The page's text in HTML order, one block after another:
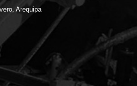
Arequipa